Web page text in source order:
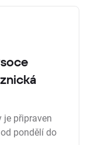
je připraven
pondělí do